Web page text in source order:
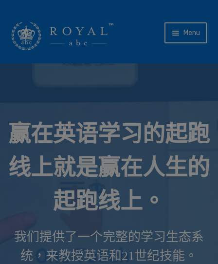
Skip
to
navigation
Skip
to
content
Menu
主页
课程体系
产品
Expand
child
中文 (香港)
Expand
child
赢在英语学习的起跑
线上就是赢在人生的
起跑线上。
我们提供了一个完整的学习生态系
统，来教授英语和21世纪技能。